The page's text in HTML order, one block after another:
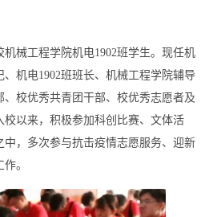
械工程学院机电1902班学生。现任机
机电1902班班长、机械工程学院辅导
、校优秀共青团干部、校优秀志愿者及
校以来，积极参加科创比赛、文体活
，多次参与抗击疫情志愿服务、迎新
。